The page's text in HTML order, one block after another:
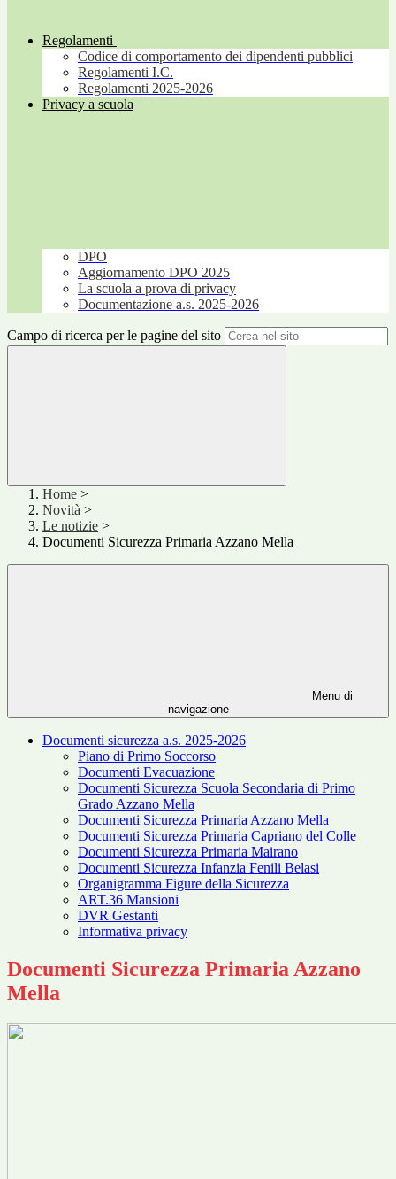
Regolamenti
Codice di comportamento dei dipendenti pubblici
Regolamenti I.C.
Regolamenti 2025-2026
Privacy a scuola
DPO
Aggiornamento DPO 2025
La scuola a prova di privacy
Documentazione a.s. 2025-2026
Campo di ricerca per le pagine del sito
Home >
Novità >
Le notizie >
Documenti Sicurezza Primaria Azzano Mella
Menu di
navigazione
Documenti sicurezza a.s. 2025-2026
Piano di Primo Soccorso
Documenti Evacuazione
Documenti Sicurezza Scuola Secondaria di Primo
Grado Azzano Mella
Documenti Sicurezza Primaria Azzano Mella
Documenti Sicurezza Primaria Capriano del Colle
Documenti Sicurezza Primaria Mairano
Documenti Sicurezza Infanzia Fenili Belasi
Organigramma Figure della Sicurezza
ART.36 Mansioni
DVR Gestanti
Informativa privacy
Documenti Sicurezza Primaria Azzano
Mella